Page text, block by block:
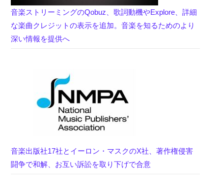
音楽ストリーミングのQobuz、歌詞動機やExplore、詳細
な楽曲クレジットの表示を追加。音楽を知るためのより
深い情報を提供へ
音楽出版社17社とイーロン・マスクのX社、著作権侵害
闘争で和解、お互い訴訟を取り下げで合意